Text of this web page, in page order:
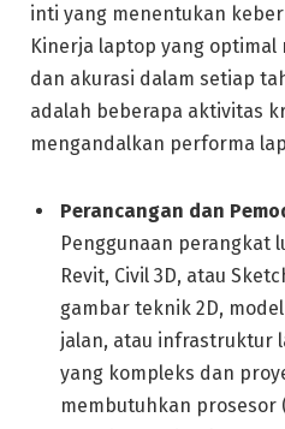
inti yang menentukan
Kinerja laptop yang
dan akurasi dalam setiap
adalah beberapa aktivitas
mengandalkan performa
Perancangan dan
Penggunaan perangkat
Revit, Civil 3D, atau
gambar teknik 2D,
jalan, atau infrastruktur
yang kompleks dan
membutuhkan prosesor